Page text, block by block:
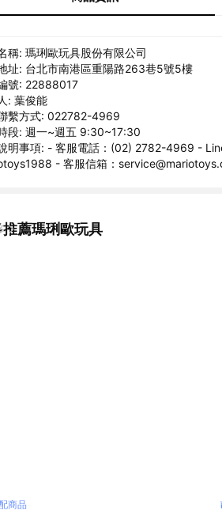
稱: 瑪琍歐玩具股份有限公司
址: 台北市南港區重陽路263巷5號5樓
號: 22888017
: 葉俊能
繫方式: 022782-4969
段: 週一~週五 9:30~17:30
明事項: - 客服電話：(02) 2782-4969 -
- 客服信箱：
薦瑪琍歐玩具
商品